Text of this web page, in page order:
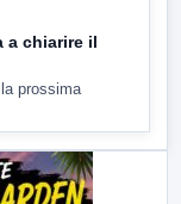
a chiarire il
prossima